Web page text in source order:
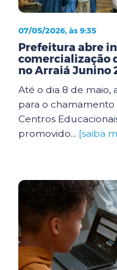
07/05/2026, às 9:35
Prefeitura abre
comercialização
no Arraiá Junino
Até o dia 8 de maio,
para o
Centros
promovido... [saiba